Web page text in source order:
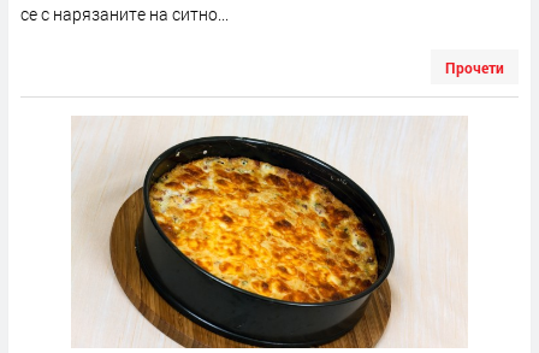
се с нарязаните на ситно...
Прочети